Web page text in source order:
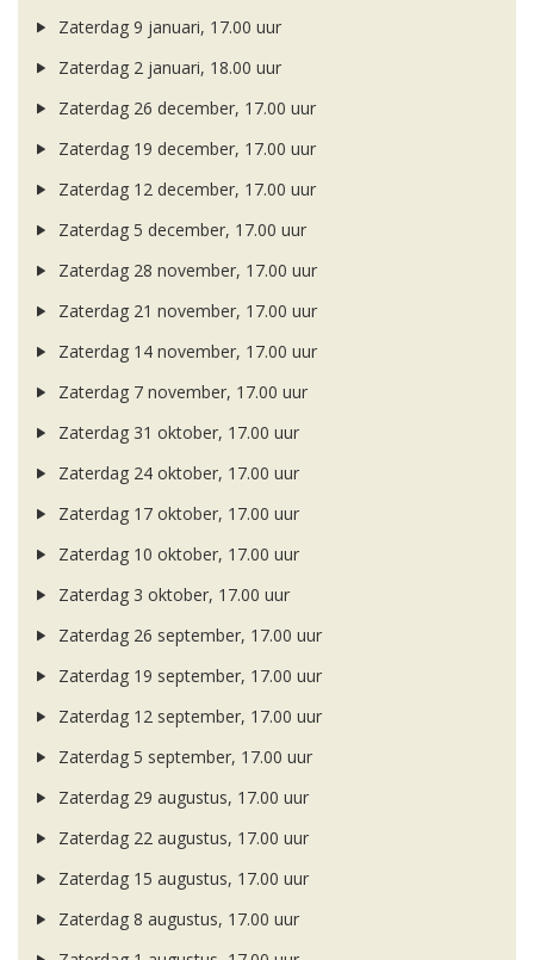
Zaterdag 9 januari, 17.00 uur
Zaterdag 2 januari, 18.00 uur
Zaterdag 26 december, 17.00 uur
Zaterdag 19 december, 17.00 uur
Zaterdag 12 december, 17.00 uur
Zaterdag 5 december, 17.00 uur
Zaterdag 28 november, 17.00 uur
Zaterdag 21 november, 17.00 uur
Zaterdag 14 november, 17.00 uur
Zaterdag 7 november, 17.00 uur
Zaterdag 31 oktober, 17.00 uur
Zaterdag 24 oktober, 17.00 uur
Zaterdag 17 oktober, 17.00 uur
Zaterdag 10 oktober, 17.00 uur
Zaterdag 3 oktober, 17.00 uur
Zaterdag 26 september, 17.00 uur
Zaterdag 19 september, 17.00 uur
Zaterdag 12 september, 17.00 uur
Zaterdag 5 september, 17.00 uur
Zaterdag 29 augustus, 17.00 uur
Zaterdag 22 augustus, 17.00 uur
Zaterdag 15 augustus, 17.00 uur
Zaterdag 8 augustus, 17.00 uur